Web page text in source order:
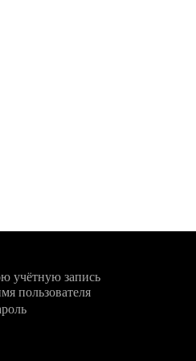
учётную запись
пользователя